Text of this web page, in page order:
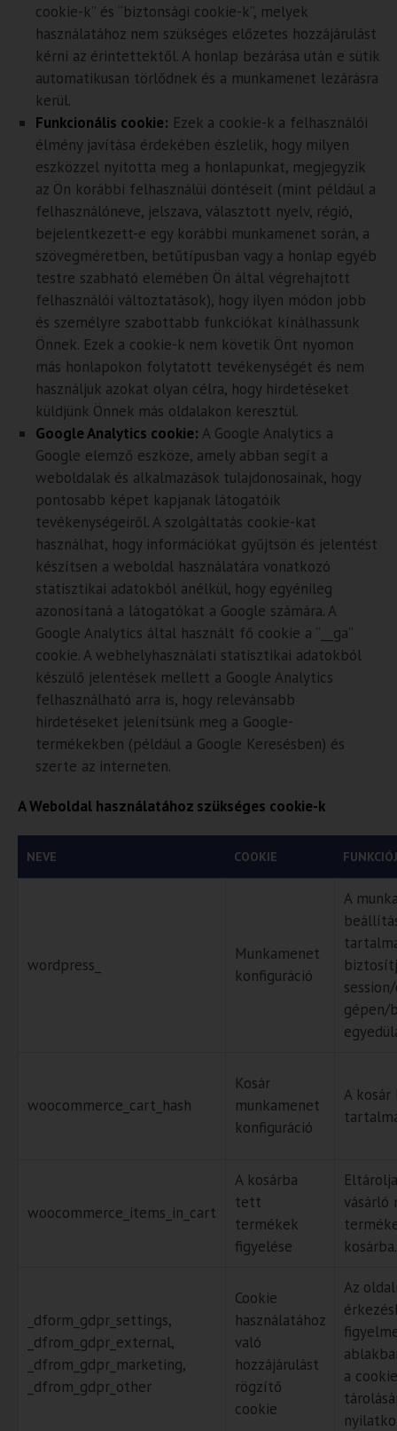
cookie-k” és “biztonsági cookie-k”, melyek
használatához nem szükséges előzetes hozzájárulást
kérni az érintettektől. A honlap bezárása után e sütik
automatikusan törlődnek és a munkamenet lezárásra
kerül.
Funkcionális cookie: Ezek a cookie-k a felhasználói
élmény javítása érdekében észlelik, hogy milyen
eszközzel nyitotta meg a honlapunkat, megjegyzik
az Ön korábbi felhasználüi döntéseit (mint például a
felhasználóneve, jelszava, választott nyelv, régió,
bejelentkezett-e egy korábbi munkamenet során, a
szövegméretben, betűtípusban vagy a honlap egyéb
testre szabható elemében Ön által végrehajtott
felhasználói változtatások), hogy ilyen módon jobb
és személyre szabottabb funkciókat kínálhassunk
Önnek. Ezek a cookie-k nem követik Önt nyomon
más honlapokon folytatott tevékenységét és nem
használjuk azokat olyan célra, hogy hirdetéseket
küldjünk Önnek más oldalakon keresztül.
Google Analytics cookie: A Google Analytics a
Google elemző eszköze, amely abban segít a
weboldalak és alkalmazások tulajdonosainak, hogy
pontosabb képet kapjanak látogatóik
tevékenységeiről. A szolgáltatás cookie-kat
használhat, hogy információkat gyűjtsön és jelentést
készítsen a weboldal használatára vonatkozó
statisztikai adatokból anélkül, hogy egyénileg
azonosítaná a látogatókat a Google számára. A
Google Analytics által használt fő cookie a “__ga”
cookie. A webhelyhasználati statisztikai adatokból
készülő jelentések mellett a Google Analytics
felhasználható arra is, hogy relevánsabb
hirdetéseket jelenítsünk meg a Google-
termékekben (például a Google Keresésben) és
szerte az interneten.
A Weboldal használatához szükséges cookie-k
NEVE COOKIE
wordpress_
Munkamenet
konfiguráció
A
gépen/
woocommerce_cart_hash
Kosár
munkamenet
konfiguráció
A
woocommerce_items_in_cart
A kosárba
tett
termékek
figyelése
vásárló
kosárba.
_dform_gdpr_settings,
_dfrom_gdpr_external,
_dfrom_gdpr_marketing,
_dfrom_gdpr_other
Cookie
használatához
való
hozzájárulást
rögzítő
cookie
Az
a